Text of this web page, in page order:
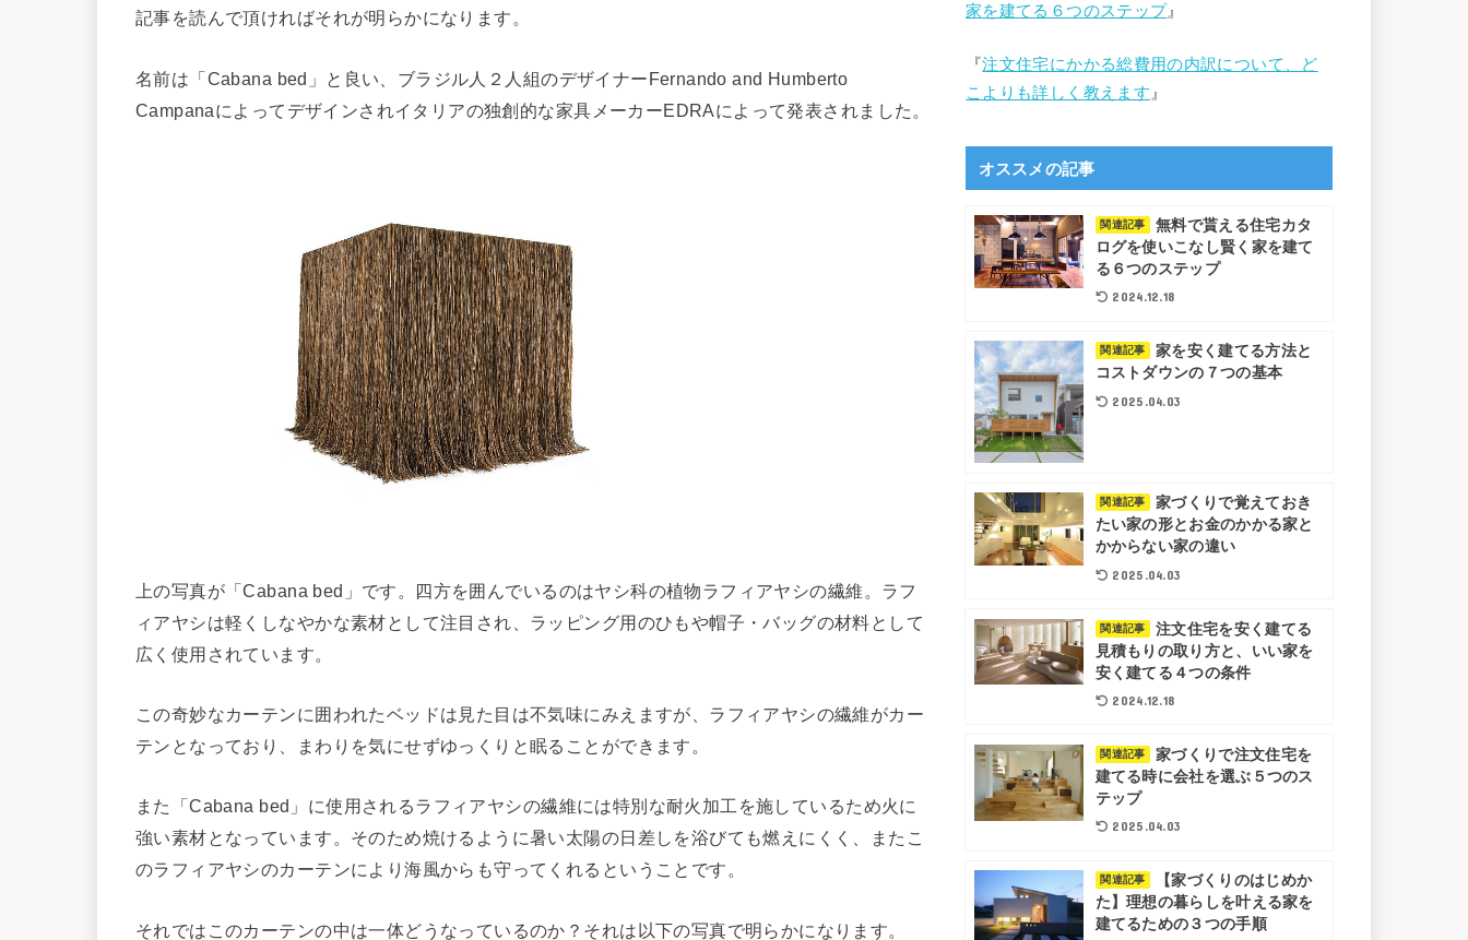
記事を読んで頂ければそれが明らかになります。
名前は「Cabana bed」と良い、ブラジル人２人組のデザイナーFernando and Humberto
Campanaによってデザインされイタリアの独創的な家具メーカーEDRAによって発表されました。
上の写真が「Cabana bed」です。四方を囲んでいるのはヤシ科の植物ラフィアヤシの繊維。ラフ
ィアヤシは軽くしなやかな素材として注目され、ラッピング用のひもや帽子・バッグの材料として
広く使用されています。
この奇妙なカーテンに囲われたベッドは見た目は不気味にみえますが、ラフィアヤシの繊維がカー
テンとなっており、まわりを気にせずゆっくりと眠ることができます。
また「Cabana bed」に使用されるラフィアヤシの繊維には特別な耐火加工を施しているため火に
強い素材となっています。そのため焼けるように暑い太陽の日差しを浴びても燃えにくく、またこ
のラフィアヤシのカーテンにより海風からも守ってくれるということです。
それではこのカーテンの中は一体どうなっているのか？それは以下の写真で明らかになります。
家を建てる６つのステップ』
『注文住宅にかかる総費用の内訳について、ど
こよりも詳しく教えます 』
オススメの記事
関連記事
無料で貰える住宅カタ
ログを使いこなし賢く家を建て
る６つのステップ
2024.12.18
関連記事
家を安く建てる方法と
コストダウンの７つの基本
2025.04.03
関連記事
家づくりで覚えておき
たい家の形とお金のかかる家と
かからない家の違い
2025.04.03
関連記事
注文住宅を安く建てる
見積もりの取り方と、いい家を
安く建てる４つの条件
2024.12.18
関連記事
家づくりで注文住宅を
建てる時に会社を選ぶ５つのス
テップ
2025.04.03
関連記事
【家づくりのはじめか
た】理想の暮らしを叶える家を
建てるための３つの手順